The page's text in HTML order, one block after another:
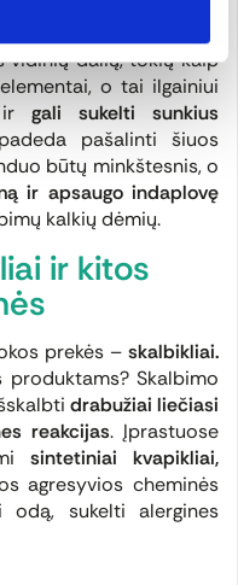
nuosėdų susidarymui.
vidinių dalių, tokių kaip
o tai ilgainiui
gali sukelti sunkius
pašalinti šiuos
būtų minkštesnis, o
ir apsaugo indaplovę
kalkių dėmių.
ir kitos
prekės – skalbikliai.
Skalbimo
drabužiai liečiasi
reakcijas. Įprastuose
sintetiniai kvapikliai,
agresyvios cheminės
odą, sukelti alergines